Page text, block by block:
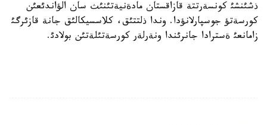
ذشئنشئ كونسةرتتة قازاقستان مادةنيةتئنئث سان الؤاندئعئن
كورسةتؤ جوسپارلانؤدا. وندا ذلتتئق، كلاسسيكالئق جانة قازئرگئ
زامانعئ ةسترادا جانرئندا ونةرلةر كورسةتئلةتئن بولادئ.